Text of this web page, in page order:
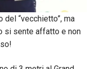
del “vecchietto”, ma
si sente affatto e non